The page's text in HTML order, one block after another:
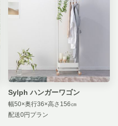
Sylph ハンガーワゴン
幅50×奥行36×高さ156㎝
配送0円プラン